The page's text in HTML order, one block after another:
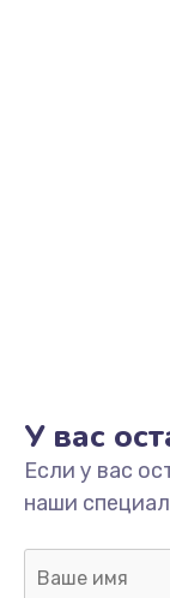
У вас
Если у вас
наши